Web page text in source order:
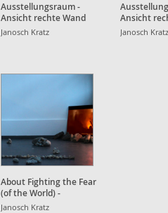
Ausstellungsraum -
Ansicht rechte Wand
Janosch Kratz
Ansicht
frontale
Janosch Kratz
About Fighting the Fear
(of the World) -
Installation
Janosch Kratz